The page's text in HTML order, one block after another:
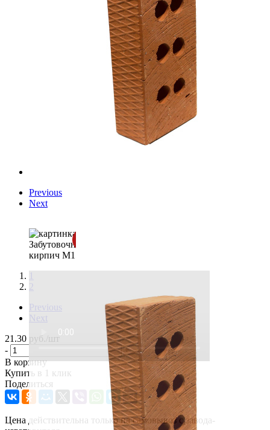
Previous
Next
1
2
Previous
Next
21.30 руб.
/шт
-
+
В корзину
Купить в 1 клик
Поделиться
Цена действительна только на самовывоз с завода-